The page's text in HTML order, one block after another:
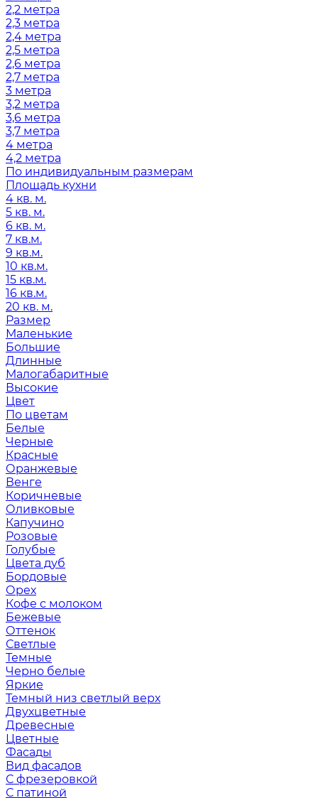
2,2 метра
2,3 метра
2,4 метра
2,5 метра
2,6 метра
2,7 метра
3 метра
3,2 метра
3,6 метра
3,7 метра
4 метра
4,2 метра
По индивидуальным размерам
Площадь кухни
4 кв. м.
5 кв. м.
6 кв. м.
7 кв.м.
9 кв.м.
10 кв.м.
15 кв.м.
16 кв.м.
20 кв. м.
Размер
Маленькие
Большие
Длинные
Малогабаритные
Высокие
Цвет
По цветам
Белые
Черные
Красные
Оранжевые
Венге
Коричневые
Оливковые
Капучино
Розовые
Голубые
Цвета дуб
Бордовые
Орех
Кофе с молоком
Бежевые
Оттенок
Светлые
Темные
Черно белые
Яркие
Темный низ светлый верх
Двухцветные
Древесные
Цветные
Фасады
Вид фасадов
С фрезеровкой
С патиной